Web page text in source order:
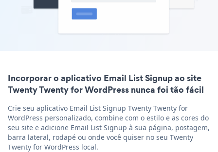
Incorporar o aplicativo Email List Signup ao site
Twenty Twenty for WordPress nunca foi tão fácil
Crie seu aplicativo Email List Signup Twenty Twenty for
WordPress personalizado, combine com o estilo e as cores do
seu site e adicione Email List Signup à sua página, postagem,
barra lateral, rodapé ou onde você quiser no seu Twenty
Twenty for WordPress local.